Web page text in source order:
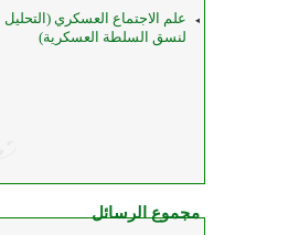
علم الاجتماع العسكري
لنسق السلطة العسكرية)
مجموع الرسائل